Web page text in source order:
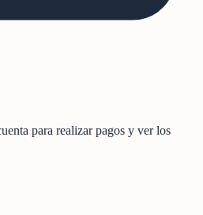
para realizar pagos y ver los